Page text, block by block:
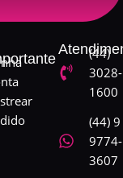
(44)
3028-
1600
(44) 9
9774-
3607